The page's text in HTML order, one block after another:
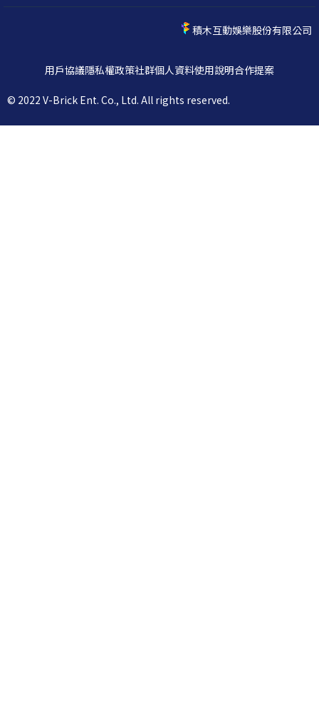
積木互動娛樂股份有限公司
用戶協議隱私權政策社群個人資料使用說明合作提案
© 2022 V-Brick Ent. Co., Ltd. All rights reserved.